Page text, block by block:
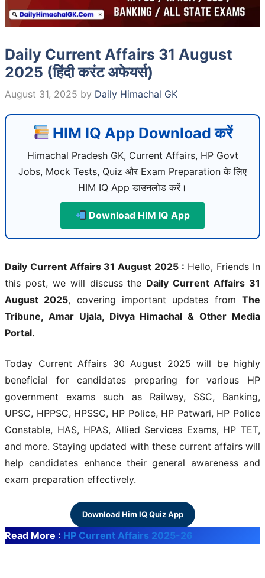
Daily Current Affairs 31 August
2025 (हिंदी करंट अफेयर्स)
August 31, 2025 by Daily Himachal GK
HIM IQ App Download करें
Himachal Pradesh GK, Current Affairs, HP Govt
Jobs, Mock Tests, Quiz और Exam Preparation के लिए
HIM IQ App डाउनलोड करें।
Download HIM IQ App
Daily Current Affairs 31 August 2025 : Hello, Friends In
this post, we will discuss the Daily Current Affairs 31
August 2025, covering important updates fromThe
Tribune, Amar Ujala, Divya Himachal & Other Media
Portal.
Today Current Affairs 30 August 2025 will be highly
beneficial for candidates preparing for various HP
government exams such as Railway, SSC, Banking,
UPSC, HPPSC, HPSSC, HP Police, HP Patwari, HP Police
Constable, HAS, HPAS, Allied Services Exams, HP TET,
and more. Staying updated with these current affairs will
help candidates enhance their general awareness and
exam preparation effectively.
Download Him IQ Quiz App
Read More : HP Current Affairs 2025-26